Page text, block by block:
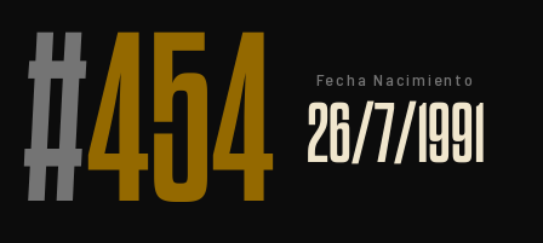
#454 Fecha Nacimiento
26/7/1991